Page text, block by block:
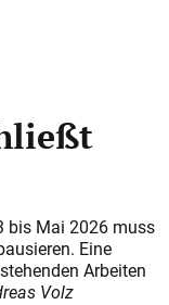
bis Mai 2026 muss
Eine
Arbeiten
Volz